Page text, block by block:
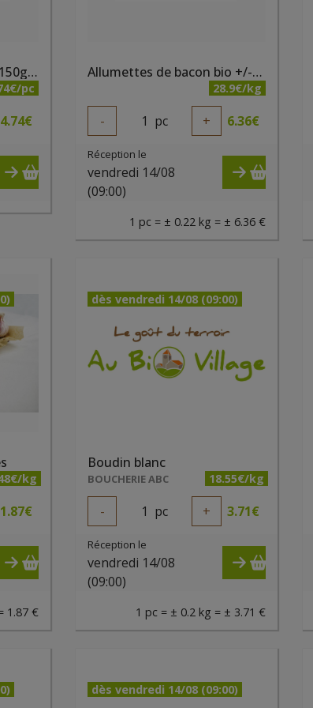
Allumettes Ardennaise 150gr - PQA
pc
4.74€
Allumettes de bacon bio +/-220gr - PQA
28.9€/kg
- 1 pc + 6.36€
Réception le
vendredi 14/08
(09:00)
1 pc = ± 0.22 kg = ± 6.36 €
kg
1.87€
1.87 €
dès vendredi 14/08 (09:00)
Boudin blanc
BOUCHERIE ABC 18.55€/kg
- 1 pc + 3.71€
Réception le
vendredi 14/08
(09:00)
1 pc = ± 0.2 kg = ± 3.71 €
dès vendredi 14/08 (09:00)